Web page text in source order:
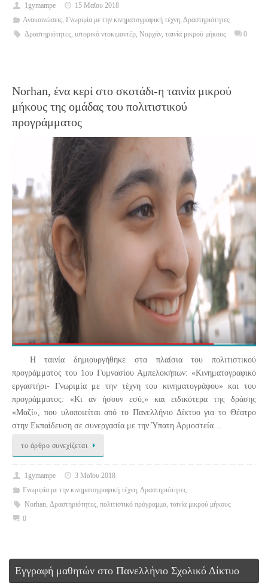
1gymampe
15 Μαΐου 2018
Ανακοινώσεις, Γνωριμία με την κινηματογραφική τέχνη, Δραστηριότητες
Δραστηριότητες, ιστορικό ντοκιμαντέρ, Νορχάν, ταινία μικρού μήκους 0
Norhan, ένα κερί στο σκοτάδι-η ταινία μικρού
μήκους της ομάδας του πολιτιστικού
προγράμματος
Η ταινία δημιουργήθηκε στα πλαίσια του πολιτιστικού
προγράμματος του 1ου Γυμνασίου Αμπελοκήπων: «Κινηματογραφικό
εργαστήρι- Γνωριμία με την τέχνη του κινηματογράφου» και του
προγράμματος: «Κι αν ήσουν εσύ;» και ειδικότερα της δράσης
«Μαζί», που υλοποιείται από το Πανελλήνιο Δίκτυο για το Θέατρο
στην Εκπαίδευση σε συνεργασία με την Ύπατη Αρμοστεία…
το άρθρο συνεχίζεται
1gymampe
3 Μαΐου 2018
Γνωριμία με την κινηματογραφική τέχνη, Δραστηριότητες
Norhan Δραστηριότητες, πολιτιστικό πρόγραμμα, ταινία μικρού μήκους
0
Εγγραφή μαθητών στο Πανελλήνιο Σχολικό Δίκτυο